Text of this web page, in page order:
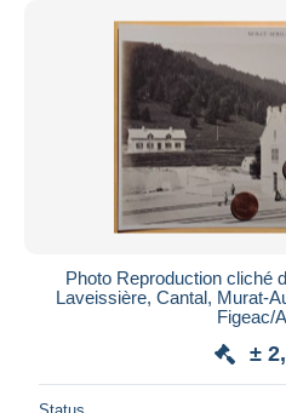
Photo Reproduction cliché
Laveissière, Cantal, Murat-
Figeac/
±